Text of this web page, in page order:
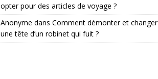
opter pour des articles de voyage ?
Anonyme dans Comment démonter et changer
une tête d’un robinet qui fuit ?